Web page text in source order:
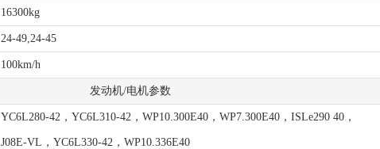
16300kg
24-49,24-45
100km/h
发动机/电机参数
YC6L280-42，YC6L310-42，WP10.300E40，WP7.300E40，ISLe290 40，
J08E-VL，YC6L330-42，WP10.336E40